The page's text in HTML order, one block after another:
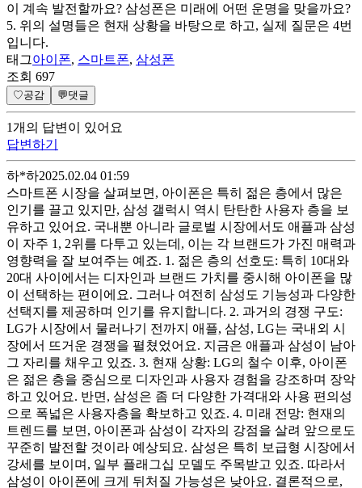
이 계속 발전할까요? 삼성폰은 미래에 어떤 운명을 맞을까요?
5. 위의 설명들은 현재 상황을 바탕으로 하고, 실제 질문은 4번
입니다.
태그아이폰, 스마트폰, 삼성폰
조회 697
♡공감 💬댓글
1개 의 답변이 있어요
답변하기
하*하2025.02.04 01:59
스마트폰 시장을 살펴보면, 아이폰은 특히 젊은 층에서 많은
인기를 끌고 있지만, 삼성 갤럭시 역시 탄탄한 사용자 층을 보
유하고 있어요. 국내뿐 아니라 글로벌 시장에서도 애플과 삼성
이 자주 1, 2위를 다투고 있는데, 이는 각 브랜드가 가진 매력과
영향력을 잘 보여주는 예죠. 1. 젊은 층의 선호도: 특히 10대와
20대 사이에서는 디자인과 브랜드 가치를 중시해 아이폰을 많
이 선택하는 편이에요. 그러나 여전히 삼성도 기능성과 다양한
선택지를 제공하며 인기를 유지합니다. 2. 과거의 경쟁 구도:
LG가 시장에서 물러나기 전까지 애플, 삼성, LG는 국내외 시
장에서 뜨거운 경쟁을 펼쳤었어요. 지금은 애플과 삼성이 남아
그 자리를 채우고 있죠. 3. 현재 상황: LG의 철수 이후, 아이폰
은 젊은 층을 중심으로 디자인과 사용자 경험을 강조하며 장악
하고 있어요. 반면, 삼성은 좀 더 다양한 가격대와 사용 편의성
으로 폭넓은 사용자층을 확보하고 있죠. 4. 미래 전망: 현재의
트렌드를 보면, 아이폰과 삼성이 각자의 강점을 살려 앞으로도
꾸준히 발전할 것이라 예상되요. 삼성은 특히 보급형 시장에서
강세를 보이며, 일부 플래그십 모델도 주목받고 있죠. 따라서
삼성이 아이폰에 크게 뒤처질 가능성은 낮아요. 결론적으로,